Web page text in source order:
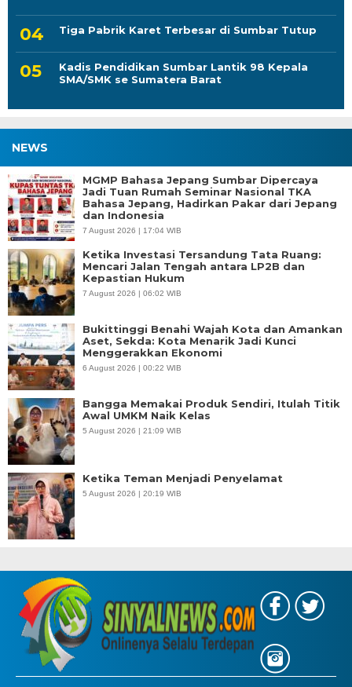
Tiga Pabrik Karet Terbesar di Sumbar Tutup
Kadis Pendidikan Sumbar Lantik 98 Kepala
SMA/SMK se Sumatera Barat
NEWS
MGMP Bahasa Jepang Sumbar Dipercaya
Jadi Tuan Rumah Seminar Nasional TKA
Bahasa Jepang, Hadirkan Pakar dari Jepang
dan Indonesia
7 August 2026 | 17:04 WIB
Ketika Investasi Tersandung Tata Ruang:
Mencari Jalan Tengah antara LP2B dan
Kepastian Hukum
7 August 2026 | 06:02 WIB
Bukittinggi Benahi Wajah Kota dan Amankan
Aset, Sekda: Kota Menarik Jadi Kunci
Menggerakkan Ekonomi
6 August 2026 | 00:22 WIB
Bangga Memakai Produk Sendiri, Itulah Titik
Awal UMKM Naik Kelas
5 August 2026 | 21:09 WIB
Ketika Teman Menjadi Penyelamat
5 August 2026 | 20:19 WIB